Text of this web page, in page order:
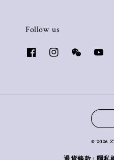
Follow us
© 2026